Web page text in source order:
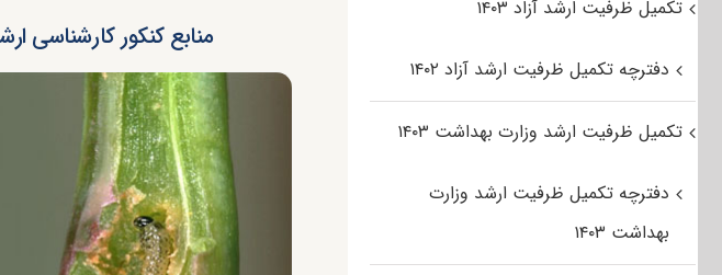
منابع کنکور کارشناسی
تکمیل ظرفیت ارشد آزاد ۱۴۰۳
دفترچه تکمیل ظرفیت ارشد آزاد ۱۴۰۲
تکمیل ظرفیت ارشد وزارت بهداشت ۱۴۰۳
دفترچه تکمیل ظرفیت ارشد وزارت
بهداشت ۱۴۰۳